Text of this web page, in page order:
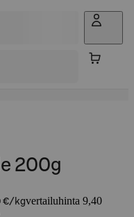
200g
€/kgvertailuhinta 9,40